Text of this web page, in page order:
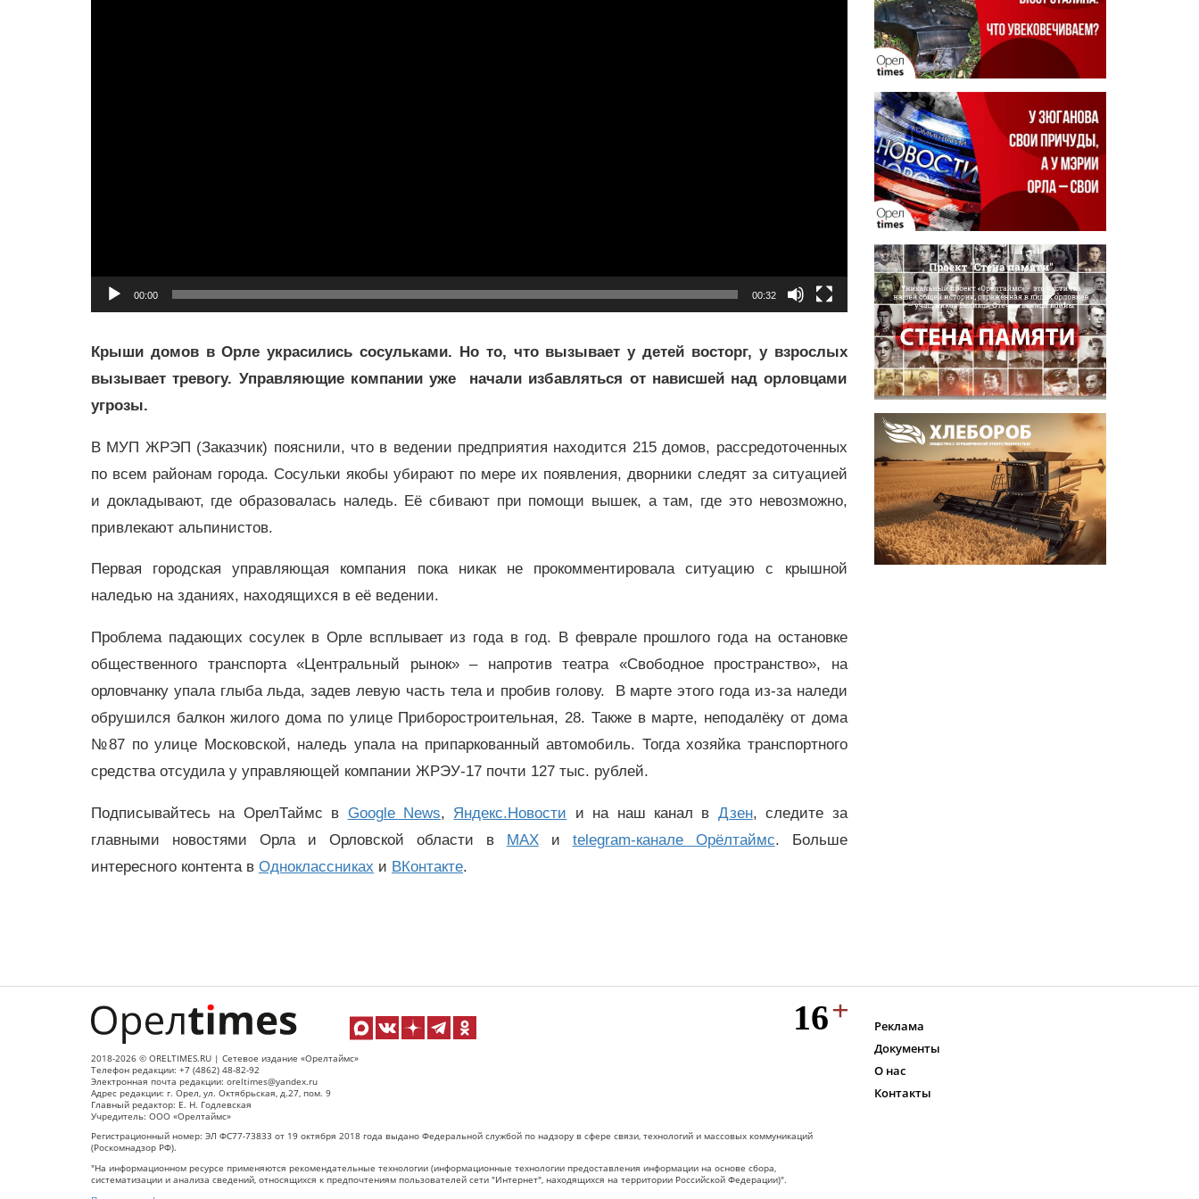
00:00 00:32
Крыши домов в Орле украсились сосульками. Но то, что вызывает у детей восторг, у взрослых
вызывает тревогу. Управляющие компании уже начали избавляться от нависшей над орловцами
угрозы.
В МУП ЖРЭП (Заказчик) пояснили, что в ведении предприятия находится 215 домов, рассредоточенных
по всем районам города. Сосульки якобы убирают по мере их появления, дворники следят за ситуацией
и докладывают, где образовалась наледь. Её сбивают при помощи вышек, а там, где это невозможно,
привлекают альпинистов.
Первая городская управляющая компания пока никак не прокомментировала ситуацию с крышной
наледью на зданиях, находящихся в её ведении.
Проблема падающих сосулек в Орле всплывает из года в год. В феврале прошлого года на остановке
общественного транспорта «Центральный рынок» – напротив театра «Свободное пространство», на
орловчанку упала глыба льда, задев левую часть тела и пробив голову. В марте этого года из-за наледи
обрушился балкон жилого дома по улице Приборостроительная, 28. Также в марте, неподалёку от дома
№87 по улице Московской, наледь упала на припаркованный автомобиль. Тогда хозяйка транспортного
средства отсудила у управляющей компании ЖРЭУ-17 почти 127 тыс. рублей.
Подписывайтесь на ОрелТаймс в Google News, Яндекс.Новости и на наш канал в Дзен, следите за
главными новостями Орла и Орловской области в MAXи telegram-канале Орёлтаймс. Больше
интересного контента в Одноклассниках и ВКонтакте.
2018-2026 © ORELTIMES.RU | Сетевое издание «Орелтаймс»
Телефон редакции: +7 (4862) 48-82-92
Электронная почта редакции: oreltimes@yandex.ru
Адрес редакции: г. Орел, ул. Октябрьская, д.27, пом. 9
Главный редактор: Е. Н. Годлевская
Учредитель: ООО «Орелтаймс»
Регистрационный номер: ЭЛ ФС77-73833 от 19 октября 2018 года выдано Федеральной службой по надзору в сфере связи, технологий и массовых коммуникаций
(Роскомнадзор РФ).
"На информационном ресурсе применяются рекомендательные технологии (информационные технологии предоставления информации на основе сбора,
систематизации и анализа сведений, относящихся к предпочтениям пользователей сети "Интернет", находящихся на территории Российской Федерации)".
Реклама
Документы
О нас
Контакты